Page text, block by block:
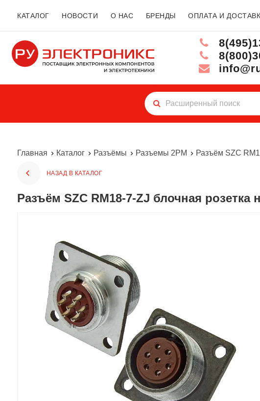
КАТАЛОГ НОВОСТИ О НАС БРЕНДЫ ОПЛАТА И
Главная Каталог Разъёмы Разъемы 2РМ Разъём SZC
НАЗАД В КАТАЛОГ
Разъём SZC RM18-7-ZJ блочная